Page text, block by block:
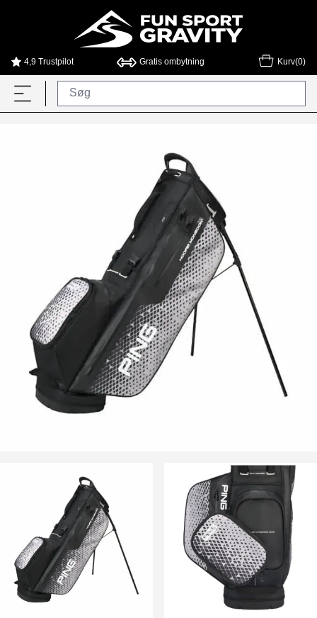
4,9 Trustpilot Gratis ombytning Kurv(0)